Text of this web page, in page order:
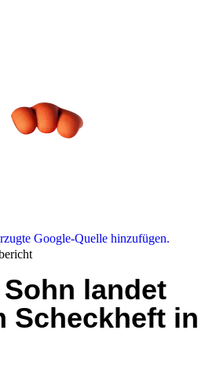
Google-Quelle hinzufügen.
landet
Scheckheft in